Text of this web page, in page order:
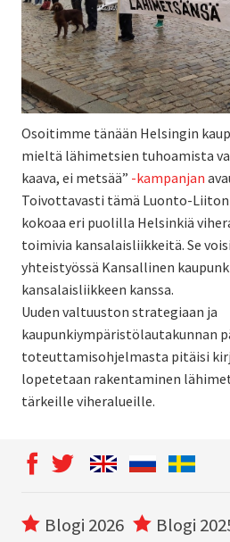
Osoitimme tänään Helsingin
mieltä lähimetsien tuhoamista
kaava, ei metsää” -kampanjan
Toivottavasti tämä Luonto-
kokoaa eri puolilla Helsinkiä
toimivia kansalaisliikkeitä. Se
yhteistyössä Kansallinen
kansalaisliikkeen kanssa.
Uuden valtuuston strategiaan ja
kaupunkiympäristölautakunnan
toteuttamisohjelmasta pitäisi
lopetetaan rakentaminen
tärkeille viheralueille.
Blogi 2026 Blogi